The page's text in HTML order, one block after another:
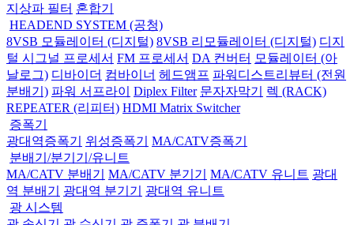
지상파 필터 혼합기
HEADEND SYSTEM (공청)
8VSB 모듈레이터 (디지털) 8VSB 리모듈레이터 (디지털) 디지
털 시그널 프로세서 FM 프로세서 DA 컨버터 모듈레이터 (아
날로그) 디바이더 컴바이너 헤드앰프 파워디스트리뷰터 (전원
분배기) 파워 서프라이 Diplex Filter 문자자막기
렉 (RACK)
REPEATER (리피터) HDMI Matrix Switcher
증폭기
광대역증폭기
위성증폭기
MA/CATV증폭기
분배기/분기기/유니트
MA/CATV 분배기
MA/CATV 분기기 MA/CATV 유니트 광대
역 분배기
광대역 분기기
광대역 유니트
광 시스템